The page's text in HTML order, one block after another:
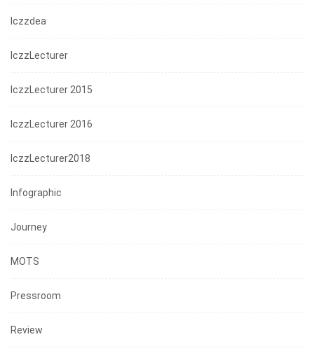
Iczzdea
IczzLecturer
IczzLecturer 2015
IczzLecturer 2016
IczzLecturer2018
Infographic
Journey
MOTS
Pressroom
Review